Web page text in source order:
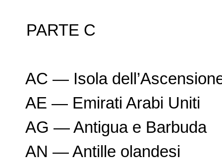
PARTE C
AC — Isola
AE — Emirati Arabi Uniti
AG — Antigua e Barbuda
AN — Antille olandesi